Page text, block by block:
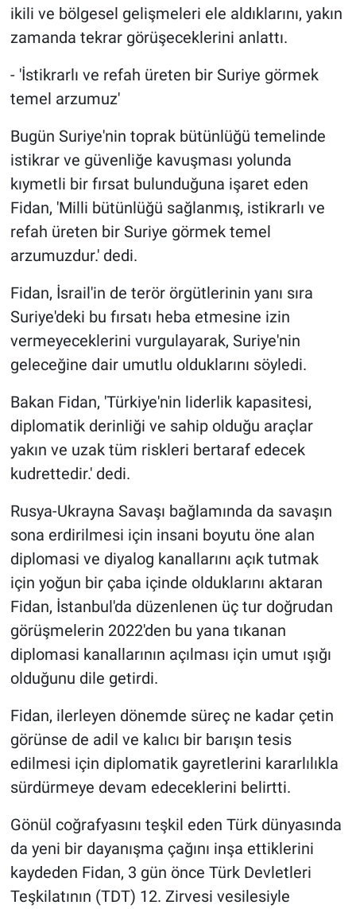
ikili ve bölgesel gelişmeleri ele aldıklarını, yakın
zamanda tekrar görüşeceklerini anlattı.
- 'İstikrarlı ve refah üreten bir Suriye görmek
temel arzumuz'
Bugün Suriye'nin toprak bütünlüğü temelinde
istikrar ve güvenliğe kavuşması yolunda
kıymetli bir fırsat bulunduğuna işaret eden
Fidan, 'Milli bütünlüğü sağlanmış, istikrarlı ve
refah üreten bir Suriye görmek temel
arzumuzdur.' dedi.
Fidan, İsrail'in de terör örgütlerinin yanı sıra
Suriye'deki bu fırsatı heba etmesine izin
vermeyeceklerini vurgulayarak, Suriye'nin
geleceğine dair umutlu olduklarını söyledi.
Bakan Fidan, 'Türkiye'nin liderlik kapasitesi,
diplomatik derinliği ve sahip olduğu araçlar
yakın ve uzak tüm riskleri bertaraf edecek
kudrettedir.' dedi.
Rusya-Ukrayna Savaşı bağlamında da savaşın
sona erdirilmesi için insani boyutu öne alan
diplomasi ve diyalog kanallarını açık tutmak
için yoğun bir çaba içinde olduklarını aktaran
Fidan, İstanbul'da düzenlenen üç tur doğrudan
görüşmelerin 2022'den bu yana tıkanan
diplomasi kanallarının açılması için umut ışığı
olduğunu dile getirdi.
Fidan, ilerleyen dönemde süreç ne kadar çetin
görünse de adil ve kalıcı bir barışın tesis
edilmesi için diplomatik gayretlerini kararlılıkla
sürdürmeye devam edeceklerini belirtti.
Gönül coğrafyasını teşkil eden Türk dünyasında
da yeni bir dayanışma çağını inşa ettiklerini
kaydeden Fidan, 3 gün önce Türk Devletleri
Teşkilatının (TDT) 12. Zirvesi vesilesiyle